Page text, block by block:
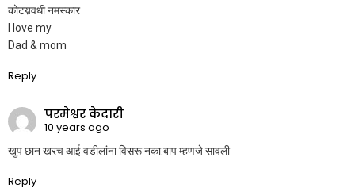
कोटय़वधी नमस्कार
I love my
Dad & mom
Reply
परमेश्वर केदारी
10 years ago
खुप छान खरच आई वडीलांना विसरू नका.बाप म्हणजे सावली
Reply